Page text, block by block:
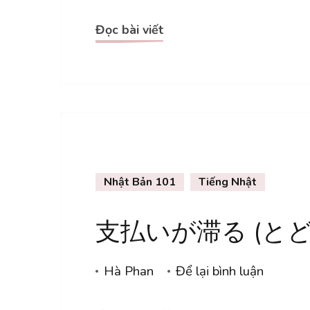
Đọc bài viết
Nhật Bản 101 Tiếng Nhật
支払いが滞る (と
Hà Phan Để lại bình luận